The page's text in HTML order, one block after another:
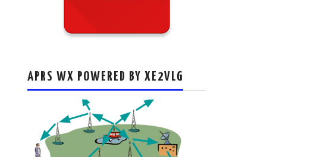
APRS WX POWERED BY XE2VLG